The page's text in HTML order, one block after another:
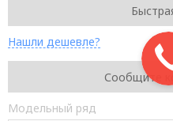
Нашли дешевле?
Сообщите
Модельный ряд